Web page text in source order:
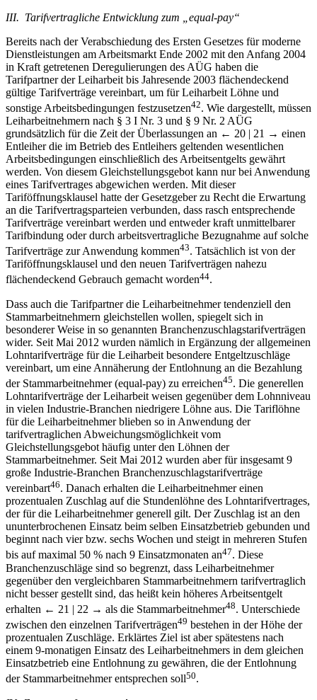
III. Tarifvertragliche Entwicklung zum „equal-pay“
Bereits nach der Verabschiedung des Ersten Gesetzes für moderne
Dienstleistungen am Arbeitsmarkt Ende 2002 mit den Anfang 2004
in Kraft getretenen Deregulierungen des AÜG haben die
Tarifpartner der Leiharbeit bis Jahresende 2003 flächendeckend
gültige Tarifverträge vereinbart, um für Leiharbeit Löhne und
sonstige Arbeitsbedingungen festzusetzen42. Wie dargestellt, müssen
Leiharbeitnehmern nach § 3 I Nr. 3 und § 9 Nr. 2 AÜG
grundsätzlich für die Zeit der Überlassungen an ← 20 | 21 → einen
Entleiher die im Betrieb des Entleihers geltenden wesentlichen
Arbeitsbedingungen einschließlich des Arbeitsentgelts gewährt
werden. Von diesem Gleichstellungsgebot kann nur bei Anwendung
eines Tarifvertrages abgewichen werden. Mit dieser
Tariföffnungsklausel hatte der Gesetzgeber zu Recht die Erwartung
an die Tarifvertragsparteien verbunden, dass rasch entsprechende
Tarifverträge vereinbart werden und entweder kraft unmittelbarer
Tarifbindung oder durch arbeitsvertragliche Bezugnahme auf solche
Tarifverträge zur Anwendung kommen43. Tatsächlich ist von der
Tariföffnungsklausel und den neuen Tarifverträgen nahezu
flächendeckend Gebrauch gemacht worden44.
Dass auch die Tarifpartner die Leiharbeitnehmer tendenziell den
Stammarbeitnehmern gleichstellen wollen, spiegelt sich in
besonderer Weise in so genannten Branchenzuschlagstarifverträgen
wider. Seit Mai 2012 wurden nämlich in Ergänzung der allgemeinen
Lohntarifverträge für die Leiharbeit besondere Entgeltzuschläge
vereinbart, um eine Annäherung der Entlohnung an die Bezahlung
der Stammarbeitnehmer (equal-pay) zu erreichen45. Die generellen
Lohntarifverträge der Leiharbeit weisen gegenüber dem Lohnniveau
in vielen Industrie-Branchen niedrigere Löhne aus. Die Tariflöhne
für die Leiharbeitnehmer blieben so in Anwendung der
tarifvertraglichen Abweichungsmöglichkeit vom
Gleichstellungsgebot häufig unter den Löhnen der
Stammarbeitnehmer. Seit Mai 2012 wurden aber für insgesamt 9
große Industrie-Branchen Branchenzuschlagstarifverträge
vereinbart46. Danach erhalten die Leiharbeitnehmer einen
prozentualen Zuschlag auf die Stundenlöhne des Lohntarifvertrages,
der für die Leiharbeitnehmer generell gilt. Der Zuschlag ist an den
ununterbrochenen Einsatz beim selben Einsatzbetrieb gebunden und
beginnt nach vier bzw. sechs Wochen und steigt in mehreren Stufen
bis auf maximal 50 % nach 9 Einsatzmonaten an47. Diese
Branchenzuschläge sind so begrenzt, dass Leiharbeitnehmer
gegenüber den vergleichbaren Stammarbeitnehmern tarifvertraglich
nicht besser gestellt sind, das heißt kein höheres Arbeitsentgelt
erhalten ← 21 | 22 → als die Stammarbeitnehmer48. Unterschiede
zwischen den einzelnen Tarifverträgen49 bestehen in der Höhe der
prozentualen Zuschläge. Erklärtes Ziel ist aber spätestens nach
einem 9-monatigen Einsatz des Leiharbeitnehmers in dem gleichen
Einsatzbetrieb eine Entlohnung zu gewähren, die der Entlohnung
der Stammarbeitnehmer entsprechen soll50.